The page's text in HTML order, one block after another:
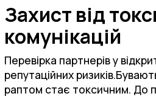
Захист від
комунікацій
Перевірка партнерів у
репутаційних
раптом стає токсичним. До